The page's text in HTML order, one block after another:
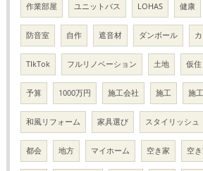
作業部屋 ユニットバス LOHAS 健康
防音室 自作 遮音材 ダンボール
TIkTok フルリノベーション 土地 仮
予算 1000万円 施工会社 施工 施
和風リフォーム 家具選び スタイリッシュ
都会 地方 マイホーム 空き家 空